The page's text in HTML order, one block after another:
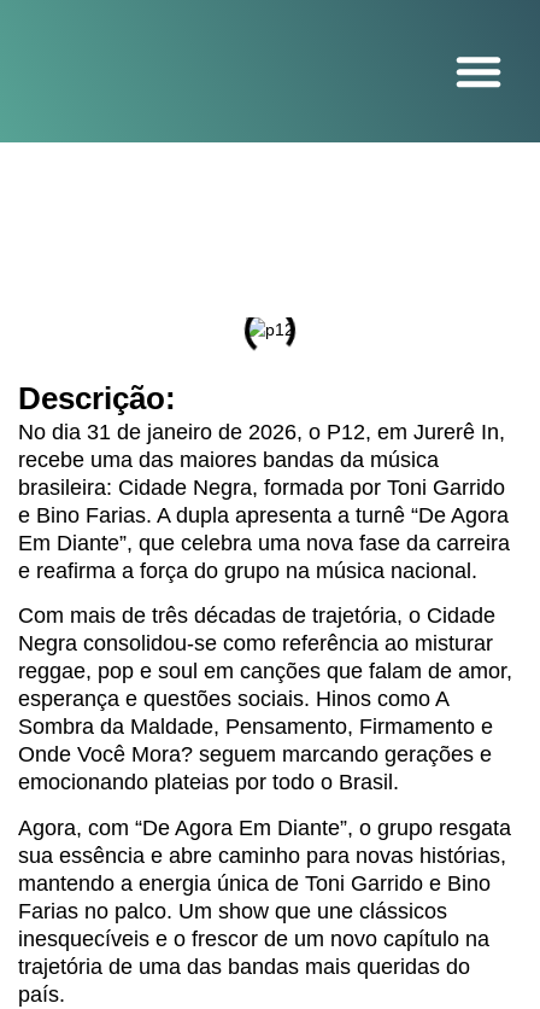
Descrição:
No dia 31 de janeiro de 2026, o P12, em Jurerê In,
recebe uma das maiores bandas da música
brasileira: Cidade Negra, formada por Toni Garrido
e Bino Farias. A dupla apresenta a turnê “De Agora
Em Diante”, que celebra uma nova fase da carreira
e reafirma a força do grupo na música nacional.
Com mais de três décadas de trajetória, o Cidade
Negra consolidou-se como referência ao misturar
reggae, pop e soul em canções que falam de amor,
esperança e questões sociais. Hinos como A
Sombra da Maldade, Pensamento, Firmamento e
Onde Você Mora? seguem marcando gerações e
emocionando plateias por todo o Brasil.
Agora, com “De Agora Em Diante”, o grupo resgata
sua essência e abre caminho para novas histórias,
mantendo a energia única de Toni Garrido e Bino
Farias no palco. Um show que une clássicos
inesquecíveis e o frescor de um novo capítulo na
trajetória de uma das bandas mais queridas do
país.